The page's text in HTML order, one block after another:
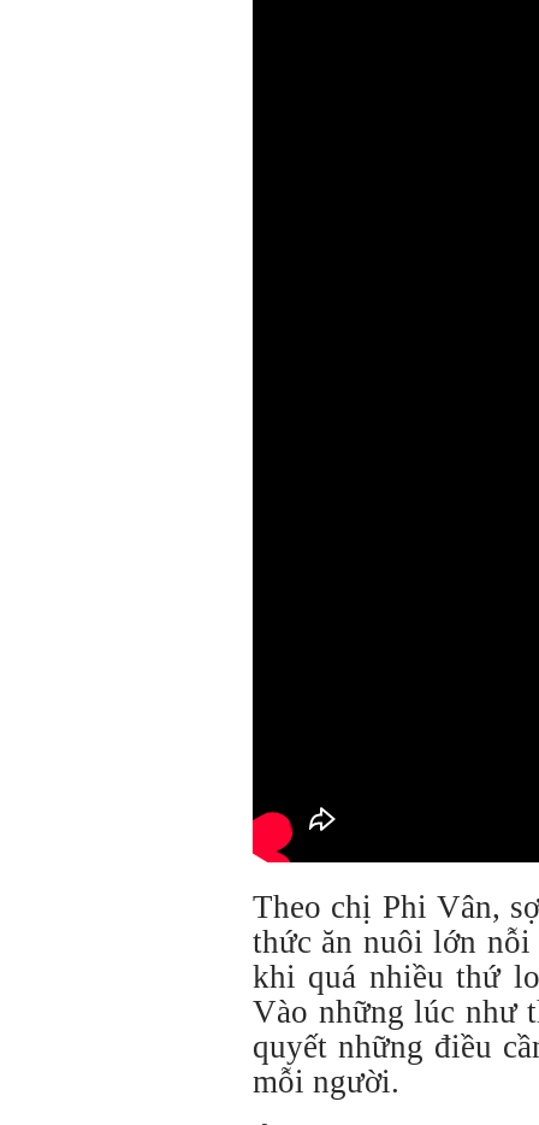
Theo chị Phi Vân,
thức ăn nuôi lớn
khi quá nhiều thứ
Vào những lúc như
quyết những điều
mỗi người.